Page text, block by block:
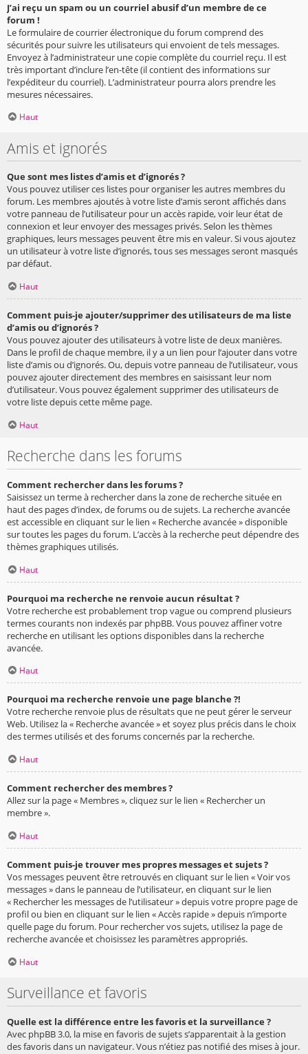
J’ai reçu un spam ou un courriel abusif d’un membre de ce
forum !
Le formulaire de courrier électronique du forum comprend des
sécurités pour suivre les utilisateurs qui envoient de tels messages.
Envoyez à l’administrateur une copie complète du courriel reçu. Il est
très important d’inclure l’en-tête (il contient des informations sur
l’expéditeur du courriel). L’administrateur pourra alors prendre les
mesures nécessaires.
Haut
Amis et ignorés
Que sont mes listes d’amis et d’ignorés ?
Vous pouvez utiliser ces listes pour organiser les autres membres du
forum. Les membres ajoutés à votre liste d’amis seront affichés dans
votre panneau de l’utilisateur pour un accès rapide, voir leur état de
connexion et leur envoyer des messages privés. Selon les thèmes
graphiques, leurs messages peuvent être mis en valeur. Si vous ajoutez
un utilisateur à votre liste d’ignorés, tous ses messages seront masqués
par défaut.
Haut
Comment puis-je ajouter/supprimer des utilisateurs de ma liste
d’amis ou d’ignorés ?
Vous pouvez ajouter des utilisateurs à votre liste de deux manières.
Dans le profil de chaque membre, il y a un lien pour l’ajouter dans votre
liste d’amis ou d’ignorés. Ou, depuis votre panneau de l’utilisateur, vous
pouvez ajouter directement des membres en saisissant leur nom
d’utilisateur. Vous pouvez également supprimer des utilisateurs de
votre liste depuis cette même page.
Haut
Recherche dans les forums
Comment rechercher dans les forums ?
Saisissez un terme à rechercher dans la zone de recherche située en
haut des pages d’index, de forums ou de sujets. La recherche avancée
est accessible en cliquant sur le lien « Recherche avancée » disponible
sur toutes les pages du forum. L’accès à la recherche peut dépendre des
thèmes graphiques utilisés.
Haut
Pourquoi ma recherche ne renvoie aucun résultat ?
Votre recherche est probablement trop vague ou comprend plusieurs
termes courants non indexés par phpBB. Vous pouvez affiner votre
recherche en utilisant les options disponibles dans la recherche
avancée.
Haut
Pourquoi ma recherche renvoie une page blanche ?!
Votre recherche renvoie plus de résultats que ne peut gérer le serveur
Web. Utilisez la « Recherche avancée » et soyez plus précis dans le choix
des termes utilisés et des forums concernés par la recherche.
Haut
Comment rechercher des membres ?
Allez sur la page « Membres », cliquez sur le lien « Rechercher un
membre ».
Haut
Comment puis-je trouver mes propres messages et sujets ?
Vos messages peuvent être retrouvés en cliquant sur le lien « Voir vos
messages » dans le panneau de l’utilisateur, en cliquant sur le lien
« Rechercher les messages de l’utilisateur » depuis votre propre page de
profil ou bien en cliquant sur le lien « Accès rapide » depuis n’importe
quelle page du forum. Pour rechercher vos sujets, utilisez la page de
recherche avancée et choisissez les paramètres appropriés.
Haut
Surveillance et favoris
Quelle est la différence entre les favoris et la surveillance ?
Avec phpBB 3.0, la mise en favoris de sujets s’apparentait à la gestion
des favoris dans un navigateur. Vous n’étiez pas notifié des mises à jour.